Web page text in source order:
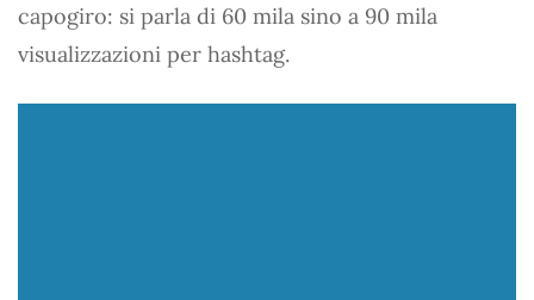
capogiro: si parla di 60 mila sino a 90 mila
visualizzazioni per hashtag.